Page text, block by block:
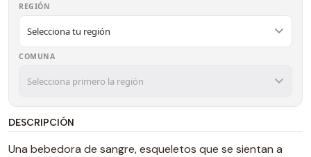
REGIÓN
COMUNA
DESCRIPCIÓN
Una bebedora de sangre, esqueletos que se sientan a